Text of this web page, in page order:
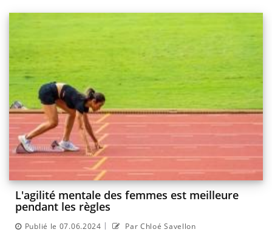
L'agilité mentale des femmes est meilleure
pendant les règles
Publié le 07.06.2024 | Par Chloé Savellon